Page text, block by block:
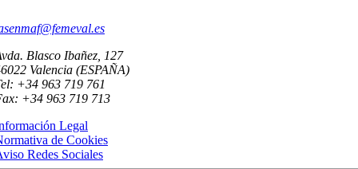
Blasco Ibañez, 127
Valencia (ESPAÑA)
+34 963 719 761
+34 963 719 713
Legal
de Cookies
Redes Sociales